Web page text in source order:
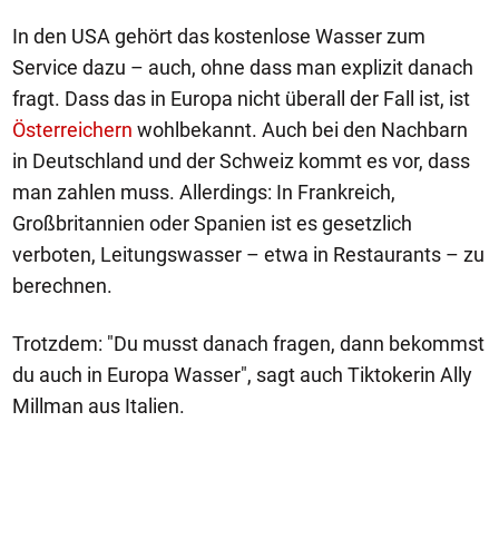
In den USA gehört das kostenlose Wasser zum
Service dazu – auch, ohne dass man explizit danach
fragt. Dass das in Europa nicht überall der Fall ist, ist
Österreichern wohlbekannt. Auch bei den Nachbarn
in Deutschland und der Schweiz kommt es vor, dass
man zahlen muss. Allerdings: In Frankreich,
Großbritannien oder Spanien ist es gesetzlich
verboten, Leitungswasser – etwa in Restaurants – zu
berechnen.
Trotzdem: "Du musst danach fragen, dann bekommst
du auch in Europa Wasser", sagt auch Tiktokerin Ally
Millman aus Italien.